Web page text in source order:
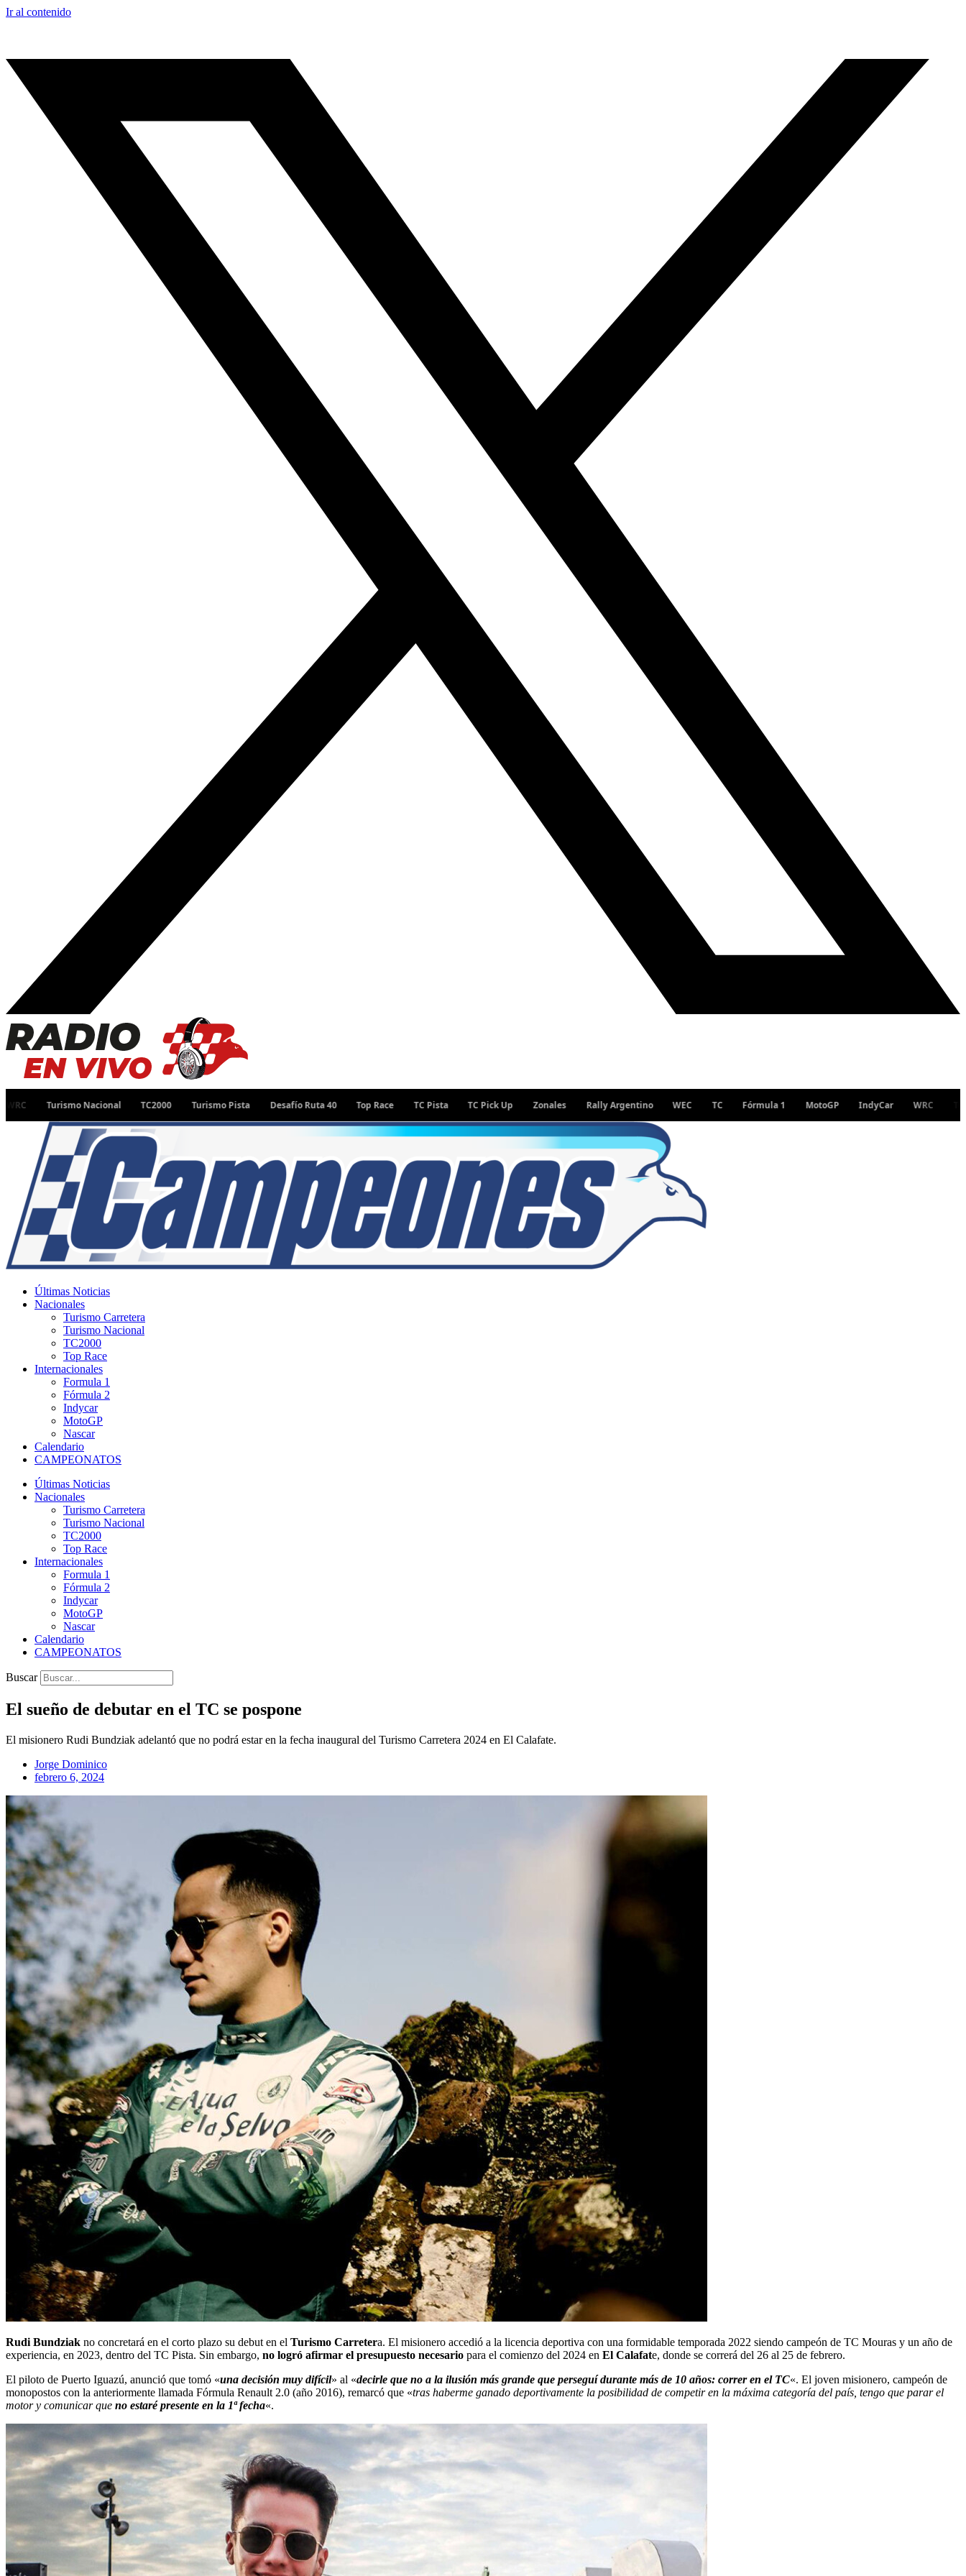
Ir al contenido
Turismo Nacional TC2000 Turismo Pista Desafío Ruta 40 Top Race TC Pista TC Pick Up Zonales Rally Argentino WEC TC Fórmula 1 MotoGP IndyCar WRC Turismo
Últimas Noticias
Nacionales
Turismo Carretera
Turismo Nacional
TC2000
Top Race
Internacionales
Formula 1
Fórmula 2
Indycar
MotoGP
Nascar
Calendario
CAMPEONATOS
Últimas Noticias
Nacionales
Turismo Carretera
Turismo Nacional
TC2000
Top Race
Internacionales
Formula 1
Fórmula 2
Indycar
MotoGP
Nascar
Calendario
CAMPEONATOS
Buscar
El sueño de debutar en el TC se pospone
El misionero Rudi Bundziak adelantó que no podrá estar en la fecha inaugural del Turismo Carretera 2024 en El Calafate.
Jorge Dominico
febrero 6, 2024
Rudi Bundziak no concretará en el corto plazo su debut en el Turismo Carretera. El misionero accedió a la licencia deportiva con una formidable temporada 2022 siendo campeón de TC Mouras y un año de
experiencia, en 2023, dentro del TC Pista. Sin embargo, no logró afirmar el presupuesto necesario para el comienzo del 2024 en El Calafate, donde se correrá del 26 al 25 de febrero.
El piloto de Puerto Iguazú, anunció que tomó «una decisión muy difícil» al «decirle que no a la ilusión más grande que perseguí durante más de 10 años: correr en el TC«. El joven misionero, campeón de
monopostos con la anteriormente llamada Fórmula Renault 2.0 (año 2016), remarcó que «tras haberme ganado deportivamente la posibilidad de competir en la máxima categoría del país, tengo que parar el
motor y comunicar que no estaré presente en la 1ª fecha«.